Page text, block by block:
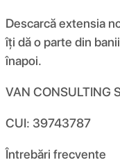
Descarcă extensia
îți dă o parte din
înapoi.
VAN CONSULTING
CUI: 39743787
Întrebări frecvente